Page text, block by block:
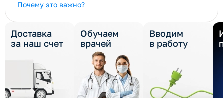
Почему это важно?
Доставка
за наш счет
Обучаем
врачей
Вводим
в работу